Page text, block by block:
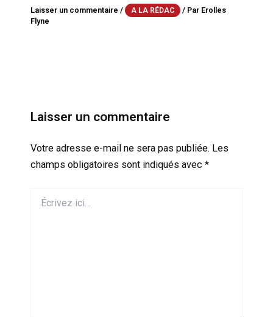
Laisser un commentaire / A LA RÉDAC / Par Erolles
Flyne
Laisser un commentaire
Votre adresse e-mail ne sera pas publiée. Les
champs obligatoires sont indiqués avec *
ici…